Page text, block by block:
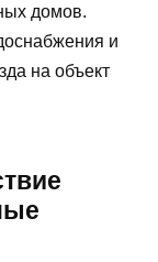
домов.
и
на объект